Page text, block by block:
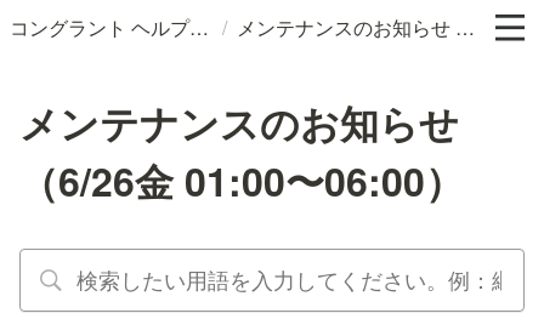
コングラント ヘルプサイト / メンテナンスのお知らせ （6/26金 01:00〜06:00）
メンテナンスのお知らせ
（6/26金 01:00〜06:00）